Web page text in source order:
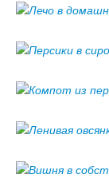
О нас